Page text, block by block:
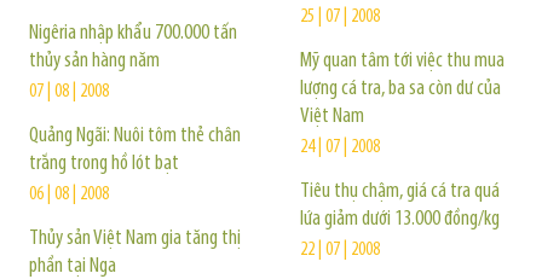
Nigêria nhập khẩu 700.000 tấn
thủy sản hàng năm
07 | 08 | 2008
Quảng Ngãi: Nuôi tôm thẻ chân
trắng trong hồ lót bạt
06 | 08 | 2008
Thủy sản Việt Nam gia tăng thị
phần tại Nga
25 | 07 | 2008
Mỹ quan tâm tới việc thu mua
lượng cá tra, ba sa còn dư của
Việt Nam
24 | 07 | 2008
Tiêu thụ chậm, giá cá tra quá
lứa giảm dưới 13.000 đồng/kg
22 | 07 | 2008